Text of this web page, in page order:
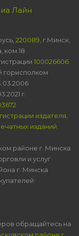
Лайн
220089 , г.Минск,
ком 18
100026606
горисполком
г.
издателя,
изданий
районе г. Минска
и услуг
г. Минска
обращайтесь на